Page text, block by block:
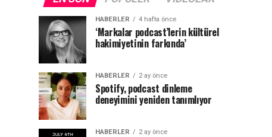
HABERLER 4 hafta önce
‘Markalar podcast’lerin kültürel
hakimiyetinin farkında’
HABERLER 2 ay önce
Spotify, podcast dinleme
deneyimini yeniden tanımlıyor
HABERLER 2 ay önce